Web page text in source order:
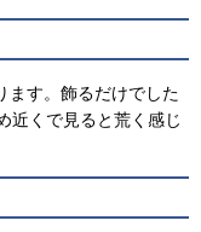
ます。飾るだけでした
近くで見ると荒く感じ